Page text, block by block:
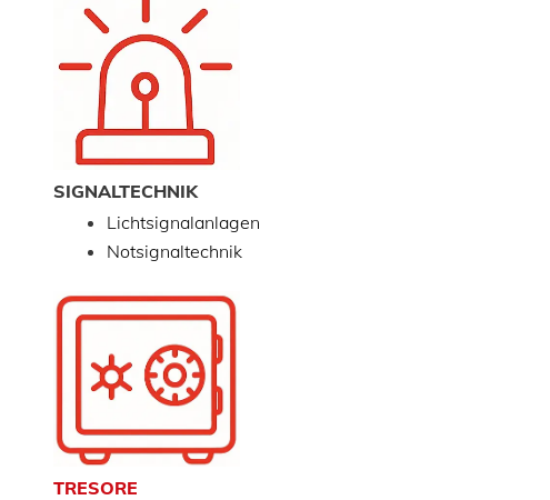
SIGNALTECHNIK
Lichtsignalanlagen
Notsignaltechnik
TRESORE